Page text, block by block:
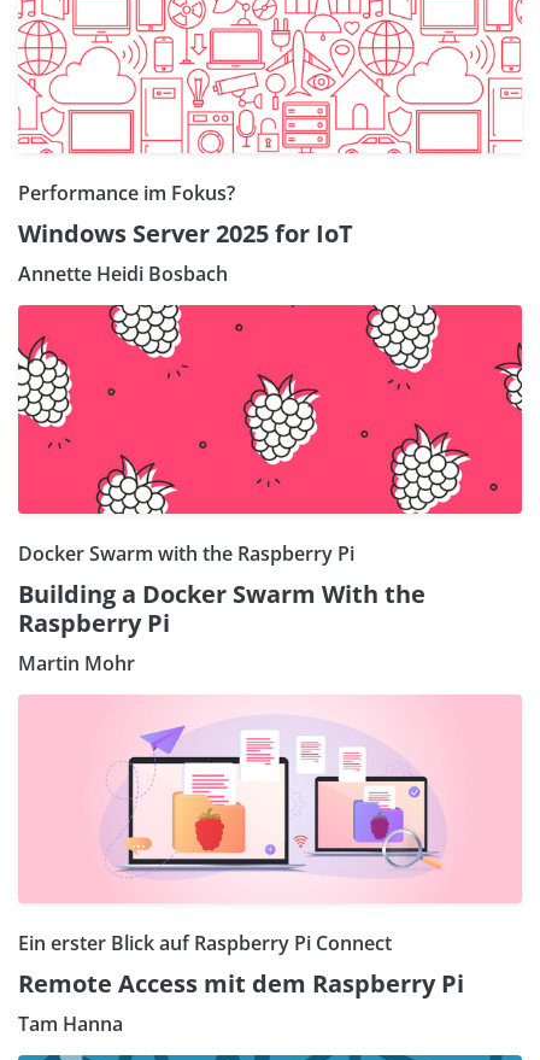
Performance im Fokus?
Windows Server 2025 for IoT
Annette Heidi Bosbach
Docker Swarm with the Raspberry Pi
Building a Docker Swarm With the
Raspberry Pi
Martin Mohr
Ein erster Blick auf Raspberry Pi Connect
Remote Access mit dem Raspberry Pi
Tam Hanna